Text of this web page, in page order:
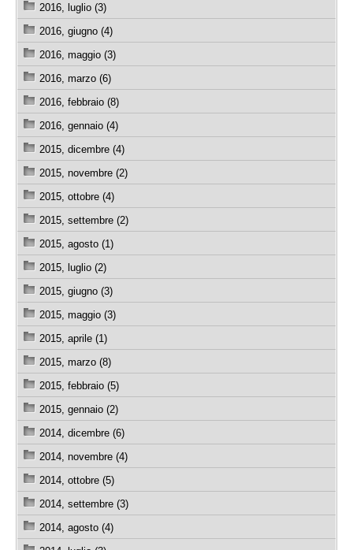
2016, luglio (3)
2016, giugno (4)
2016, maggio (3)
2016, marzo (6)
2016, febbraio (8)
2016, gennaio (4)
2015, dicembre (4)
2015, novembre (2)
2015, ottobre (4)
2015, settembre (2)
2015, agosto (1)
2015, luglio (2)
2015, giugno (3)
2015, maggio (3)
2015, aprile (1)
2015, marzo (8)
2015, febbraio (5)
2015, gennaio (2)
2014, dicembre (6)
2014, novembre (4)
2014, ottobre (5)
2014, settembre (3)
2014, agosto (4)